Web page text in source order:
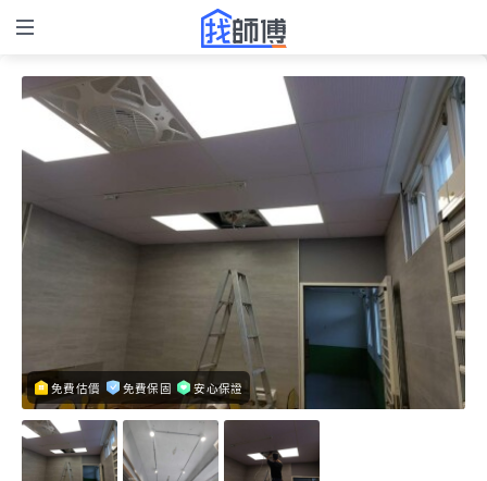
免費估價 免費保固 安心保證